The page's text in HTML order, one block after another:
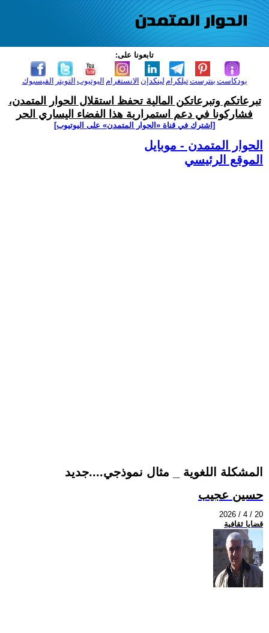
تابعونا على:
الفيسبوك التويتر اليوتيوب الانستغرام لينكدإن تيلكرامبنترست بودكاست
تبرعاتكم وتبرعاتكن المالية تحفظ استقلال الحوار المتمدن،
فشاركونا في دعم استمرارية هذا الفضاء اليساري الحر
[اشترك في قناة ‫«الحوار المتمدن» على اليوتيوب]
الحوار المتمدن - موبايل
الموقع الرئيسي
المشكلة اللغوية _ مثال نموذجي....جديد
حسين عجيب
2026 / 4 / 20
قضايا ثقافية